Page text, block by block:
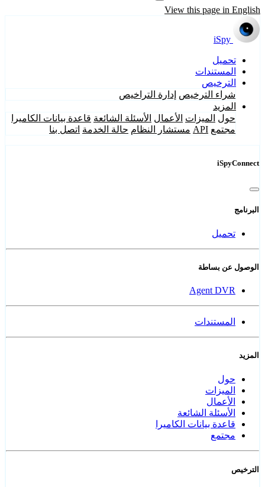
View this page in English
iSpy
تحميل
المستندات
الترخيص
شراء الترخيص إدارة التراخيص
المزيد
حول الميزات الأعمال الأسئلة الشائعة قاعدة بيانات الكاميرا
مجتمع API مستشار النظام حالة الخدمة اتصل بنا
iSpyConnect
البرنامج
تحميل
الوصول عن بساطة
Agent DVR
المستندات
المزيد
حول
الميزات
الأعمال
الأسئلة الشائعة
قاعدة بيانات الكاميرا
مجتمع
الترخيص